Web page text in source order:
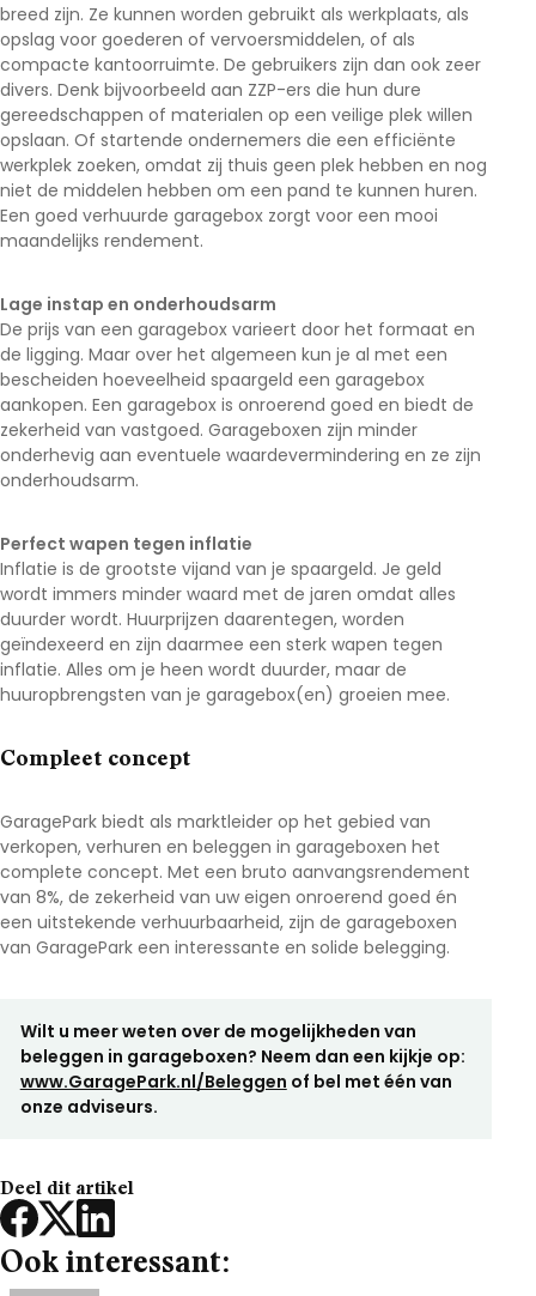
breed zijn. Ze kunnen worden gebruikt als werkplaats, als
opslag voor goederen of vervoersmiddelen, of als
compacte kantoorruimte. De gebruikers zijn dan ook zeer
divers. Denk bijvoorbeeld aan ZZP-ers die hun dure
gereedschappen of materialen op een veilige plek willen
opslaan. Of startende ondernemers die een efficiënte
werkplek zoeken, omdat zij thuis geen plek hebben en nog
niet de middelen hebben om een pand te kunnen huren.
Een goed verhuurde garagebox zorgt voor een mooi
maandelijks rendement.
Lage instap en onderhoudsarm
De prijs van een garagebox varieert door het formaat en
de ligging. Maar over het algemeen kun je al met een
bescheiden hoeveelheid spaargeld een garagebox
aankopen. Een garagebox is onroerend goed en biedt de
zekerheid van vastgoed. Garageboxen zijn minder
onderhevig aan eventuele waardevermindering en ze zijn
onderhoudsarm.
Perfect wapen tegen inflatie
Inflatie is de grootste vijand van je spaargeld. Je geld
wordt immers minder waard met de jaren omdat alles
duurder wordt. Huurprijzen daarentegen, worden
geïndexeerd en zijn daarmee een sterk wapen tegen
inflatie. Alles om je heen wordt duurder, maar de
huuropbrengsten van je garagebox(en) groeien mee.
Compleet concept
GaragePark biedt als marktleider op het gebied van
verkopen, verhuren en beleggen in garageboxen het
complete concept. Met een bruto aanvangsrendement
van 8%, de zekerheid van uw eigen onroerend goed én
een uitstekende verhuurbaarheid, zijn de garageboxen
van GaragePark een interessante en solide belegging.
Wilt u meer weten over de mogelijkheden van
beleggen in garageboxen? Neem dan een kijkje op:
www.GaragePark.nl/Beleggen of bel met één van
onze adviseurs.
Deel dit artikel
Ook interessant: